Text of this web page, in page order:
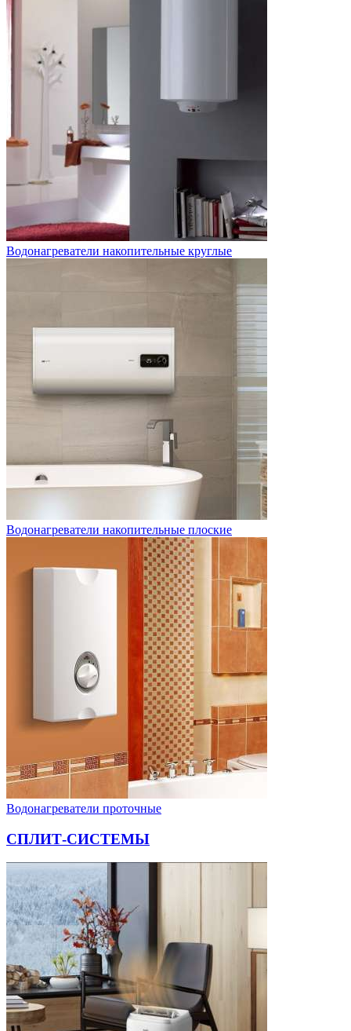
Водонагреватели накопительные круглые
Водонагреватели накопительные плоские
Водонагреватели проточные
СПЛИТ-СИСТЕМЫ